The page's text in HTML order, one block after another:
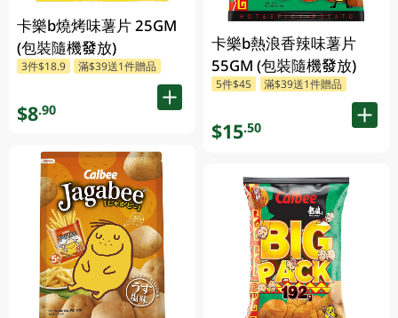
卡樂b燒烤味薯片 25GM
(包裝隨機發放)
3件$18.9 滿$39送1件贈品
$8.90
卡樂b熱浪香辣味薯片
55GM (包裝隨機發放)
5件$45 滿$39送1件贈品
$15.50